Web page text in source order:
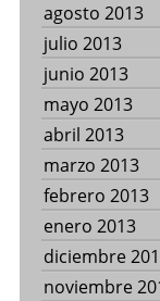
agosto 2013
julio 2013
junio 2013
mayo 2013
abril 2013
marzo 2013
febrero 2013
enero 2013
diciembre
noviembre